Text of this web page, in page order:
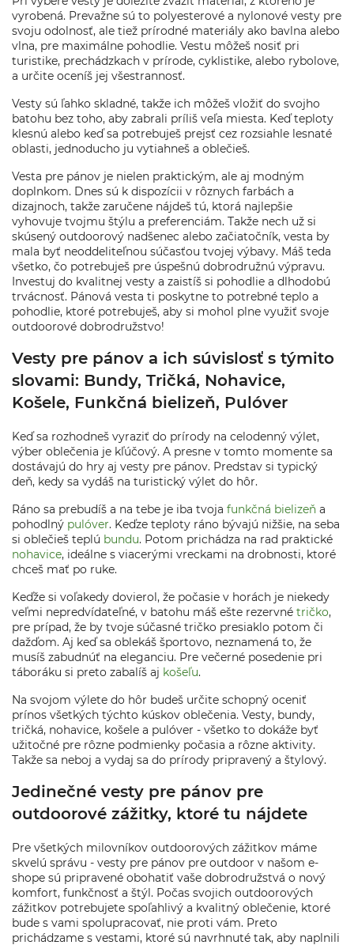
vyrobená. Prevažne sú to polyesterové a nylonové vesty pre
svoju odolnosť, ale tiež prírodné materiály ako bavlna alebo
vlna, pre maximálne pohodlie. Vestu môžeš nosiť pri
turistike, prechádzkach v prírode, cyklistike, alebo rybolove,
a určite oceníš jej všestrannosť.
Vesty sú ľahko skladné, takže ich môžeš vložiť do svojho
batohu bez toho, aby zabrali príliš veľa miesta. Keď teploty
klesnú alebo keď sa potrebuješ prejsť cez rozsiahle lesnaté
oblasti, jednoducho ju vytiahneš a oblečieš.
Vesta pre pánov je nielen praktickým, ale aj modným
doplnkom. Dnes sú k dispozícii v rôznych farbách a
dizajnoch, takže zaručene nájdeš tú, ktorá najlepšie
vyhovuje tvojmu štýlu a preferenciám. Takže nech už si
skúsený outdoorový nadšenec alebo začiatočník, vesta by
mala byť neoddeliteľnou súčasťou tvojej výbavy. Máš teda
všetko, čo potrebuješ pre úspešnú dobrodružnú výpravu.
Investuj do kvalitnej vesty a zaistíš si pohodlie a dlhodobú
trvácnosť. Pánová vesta ti poskytne to potrebné teplo a
pohodlie, ktoré potrebuješ, aby si mohol plne využiť svoje
outdoorové dobrodružstvo!
Vesty pre pánov a ich súvislosť s týmito
slovami: Bundy, Tričká, Nohavice,
Košele, Funkčná bielizeň, Pulóver
Keď sa rozhodneš vyraziť do prírody na celodenný výlet,
výber oblečenia je kľúčový. A presne v tomto momente sa
dostávajú do hry aj vesty pre pánov. Predstav si typický
deň, kedy sa vydáš na turistický výlet do hôr.
Ráno sa prebudíš a na tebe je iba tvoja funkčná bielizeň a
pohodlný pulóver. Keďze teploty ráno bývajú nižšie, na seba
si oblečieš teplú bundu. Potom prichádza na rad praktické
nohavice, ideálne s viacerými vreckami na drobnosti, ktoré
chceš mať po ruke.
Keďže si voľakedy dovierol, že počasie v horách je niekedy
veľmi nepredvídateľné, v batohu máš ešte rezervné tričko,
pre prípad, že by tvoje súčasné tričko presiaklo potom či
dažďom. Aj keď sa oblekáš športovo, neznamená to, že
musíš zabudnúť na eleganciu. Pre večerné posedenie pri
táboráku si preto zabalíš aj košeľu.
Na svojom výlete do hôr budeš určite schopný oceniť
prínos všetkých týchto kúskov oblečenia. Vesty, bundy,
tričká, nohavice, košele a pulóver - všetko to dokáže byť
užitočné pre rôzne podmienky počasia a rôzne aktivity.
Takže sa neboj a vydaj sa do prírody pripravený a štylový.
Jedinečné vesty pre pánov pre
outdoorové zážitky, ktoré tu nájdete
Pre všetkých milovníkov outdoorových zážitkov máme
skvelú správu - vesty pre pánov pre outdoor v našom e-
shope sú pripravené obohatiť vaše dobrodružstvá o nový
komfort, funkčnosť a štýl. Počas svojich outdoorových
zážitkov potrebujete spoľahlivý a kvalitný oblečenie, ktoré
bude s vami spolupracovať, nie proti vám. Preto
prichádzame s vestami, ktoré sú navrhnuté tak, aby naplnili